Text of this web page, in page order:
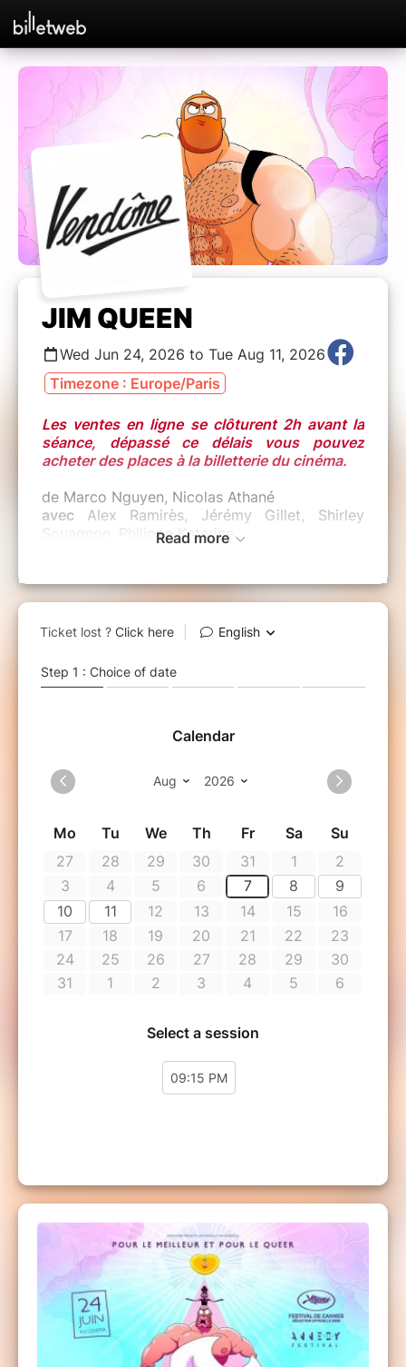
JIM QUEEN
Wed Jun 24, 2026 to Tue Aug 11, 2026
Timezone : Europe/Paris
Les ventes en ligne se clôturent 2h avant la
séance, dépassé ce délais vous pouvez
acheter des places à la billetterie du cinéma.
de Marco Nguyen, Nicolas Athané
avec Alex Ramirès, Jérémy Gillet, Shirley
Souagnon, Philippe Katerine
Durée :1h25 VO ST-NL
Synopsis :
voit sa vie basculer lorsqu’il contracte
tout le monde lui tourner le dos à l’exception
admirateur), Lucien, un jeune homme qui peine
à s’assumer. Ensemble, ils partiront en quête
et d'empêcher l'extinction de l’homosexualité.
In het hart van de Parijse gayscene is Jim
oppermachtig: de ultieme Gym Queen,
influencer en object van ieders verlangen.
Maar wanneer hij getroffen wordt door
Heterosis (een bizar virus dat homoseksuele
mannen hetero maakt) komt er abrupt een
einde aan zijn heerschappij. Ontvolgd, verlaten
en beroofd van zijn status blijft Jim achter met
toegewijde, tengere twink met een dominante
moeder. Samen storten ze zich in een absurde,
hilarische zoektocht naar een mysterieus
geneesmiddel: niet alleen om Jim te redden,
maar ook om het uitsterven van de gay-
Read more